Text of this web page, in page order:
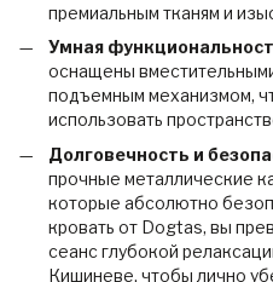
премиальным тканям и
Умная
оснащены
подъемным механизмом,
использовать
Долговечность и
прочные металлические
которые абсолютно
кровать от Dogtas, вы
сеанс глубокой
Кишиневе, чтобы лично